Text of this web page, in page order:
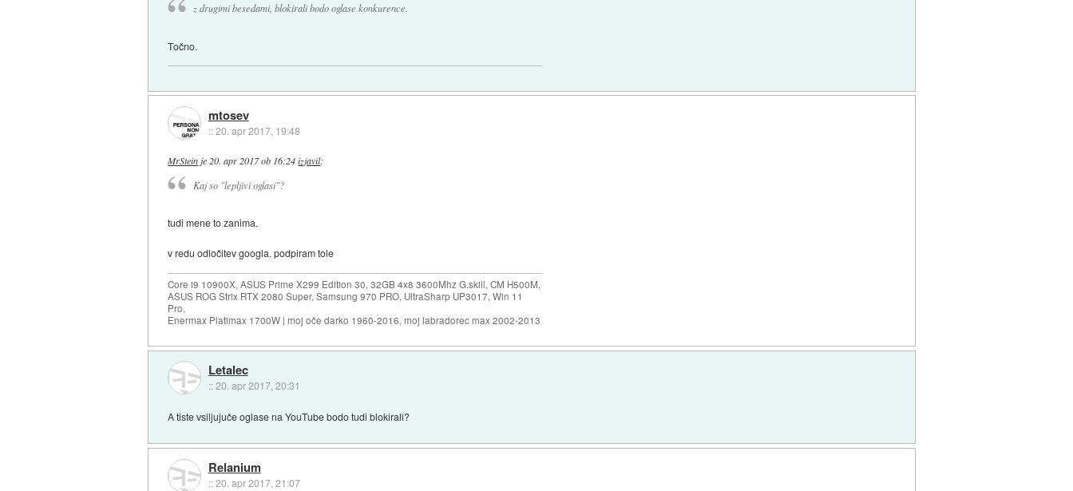
z drugimi besedami, blokirali bodo oglase konkurence.
Točno.
mtosev
::20. apr 2017, 19:48
MrSteinje20. apr 2017 ob 16:24 izjavil:
Kaj so "lepljivi oglasi"?
tudi mene to zanima.
v redu odločitev googla. podpiram tole
Core i9 10900X, ASUS Prime X299 Edition 30, 32GB 4x8 3600Mhz G.skill, CM H500M,
ASUS ROG Strix RTX 2080 Super, Samsung 970 PRO, UltraSharp UP3017, Win 11
Pro,
Enermax Platimax 1700W | moj oče darko 1960-2016, moj labradorec max 2002-2013
Letalec
::20. apr 2017, 20:31
A tiste vsiljujuče oglase na YouTube bodo tudi blokirali?
Relanium
::20. apr 2017, 21:07